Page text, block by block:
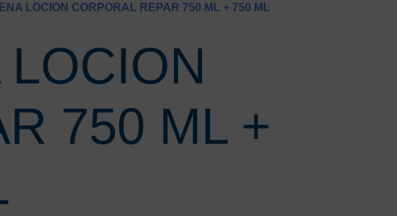
LOCION CORPORAL REPAR 750 ML + 750 ML
750 ML +